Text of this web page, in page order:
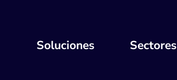
Soluciones Sectores